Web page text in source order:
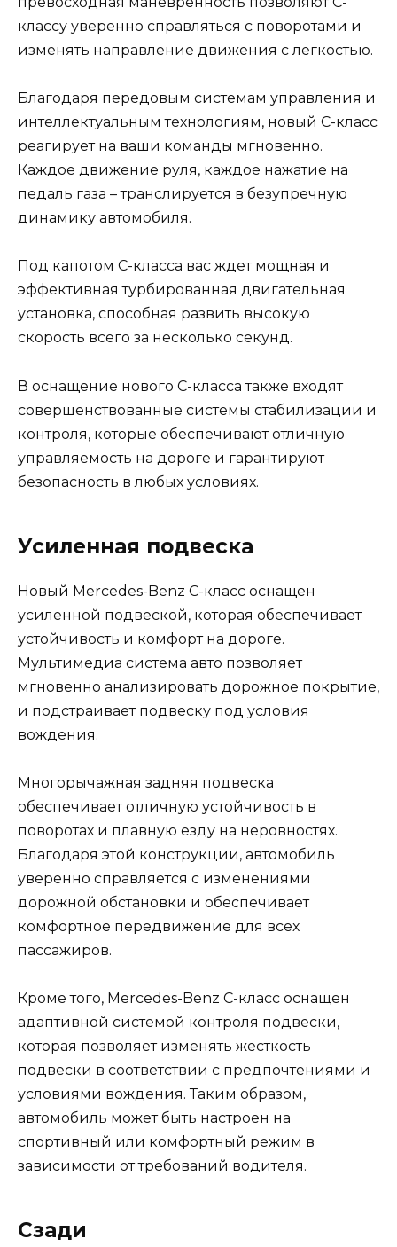
классу уверенно справляться с поворотами и
изменять направление движения с легкостью.
Благодаря передовым системам управления и
интеллектуальным технологиям, новый C-класс
реагирует на ваши команды мгновенно.
Каждое движение руля, каждое нажатие на
педаль газа – транслируется в безупречную
динамику автомобиля.
Под капотом C-класса вас ждет мощная и
эффективная турбированная двигательная
установка, способная развить высокую
скорость всего за несколько секунд.
В оснащение нового C-класса также входят
совершенствованные системы стабилизации и
контроля, которые обеспечивают отличную
управляемость на дороге и гарантируют
безопасность в любых условиях.
Усиленная подвеска
Новый Mercedes-Benz C-класс оснащен
усиленной подвеской, которая обеспечивает
устойчивость и комфорт на дороге.
Мультимедиа система авто позволяет
мгновенно анализировать дорожное покрытие,
и подстраивает подвеску под условия
вождения.
Многорычажная задняя подвеска
обеспечивает отличную устойчивость в
поворотах и плавную езду на неровностях.
Благодаря этой конструкции, автомобиль
уверенно справляется с изменениями
дорожной обстановки и обеспечивает
комфортное передвижение для всех
пассажиров.
Кроме того, Mercedes-Benz C-класс оснащен
адаптивной системой контроля подвески,
которая позволяет изменять жесткость
подвески в соответствии с предпочтениями и
условиями вождения. Таким образом,
автомобиль может быть настроен на
спортивный или комфортный режим в
зависимости от требований водителя.
Сзади